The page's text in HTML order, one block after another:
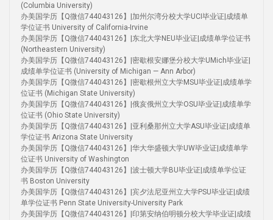
(Columbia University)
办美国学历【Q微信744043126】|加州尔湾分校大学UCI毕业证|成绩单
学位证书 University of California-Irvine
办美国学历【Q微信744043126】|东北大学NEU毕业证|成绩单学位证书
(Northeastern University)
办美国学历【Q微信744043126】|密歇根安娜堡分校大学UMich毕业证|
成绩单学位证书 (University of Michigan — Ann Arbor)
办美国学历【Q微信744043126】|密歇根州立大学MSU毕业证|成绩单学
位证书 (Michigan State University)
办美国学历【Q微信744043126】|俄亥俄州立大学OSU毕业证|成绩单学
位证书 (Ohio State University)
办美国学历【Q微信744043126】|亚利桑那州立大学ASU毕业证|成绩单
学位证书 Arizona State University
办美国学历【Q微信744043126】|华大华盛顿大学UW毕业证|成绩单学
位证书 University of Washington
办美国学历【Q微信744043126】|波士顿大学BU毕业证|成绩单学位证
书 Boston University
办美国学历【Q微信744043126】|宾夕法尼亚州立大学PSU毕业证|成绩
单学位证书 Penn State University-University Park
办美国学历【Q微信744043126】|印第安纳伯明顿分校大学毕业证|成绩